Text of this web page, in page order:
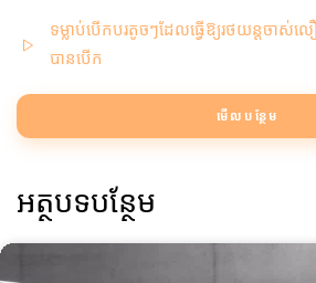
ទម្លាប់បើកបរតូចៗដែលធ្វើឱ្យរថយន្តចាស់
បានបើក
មើលបន្ថែម
អត្ថបទបន្ថែម